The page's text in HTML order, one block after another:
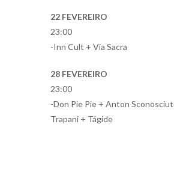
22 FEVEREIRO
23:00
-Inn Cult + Via Sacra
28 FEVEREIRO
23:00
-Don Pie Pie + Anton
Trapani + Tágide